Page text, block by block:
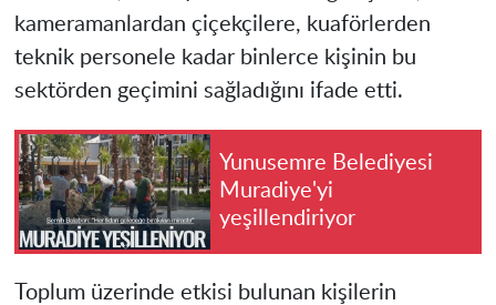
kameramanlardan çiçekçilere, kuaförlerden
teknik personele kadar binlerce kişinin bu
sektörden geçimini sağladığını ifade etti.
Yunusemre Belediyesi
Muradiye'yi
yeşillendiriyor
Toplum üzerinde etkisi bulunan kişilerin